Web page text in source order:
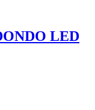
LED